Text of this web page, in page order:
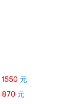
1550 元
870 元